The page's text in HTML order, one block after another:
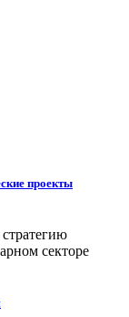
проекты
стратегию
секторе